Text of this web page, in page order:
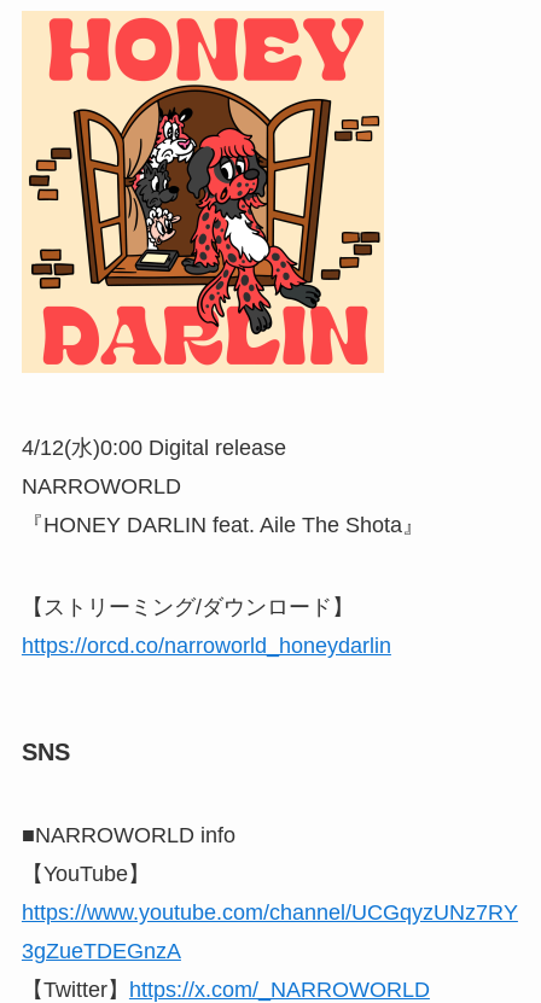
4/12(水)0:00 Digital release
NARROWORLD
『HONEY DARLIN feat. Aile The Shota』
【ストリーミング/ダウンロード】
https://orcd.co/narroworld_honeydarlin
SNS
■NARROWORLD info
【YouTube】
https://www.youtube.com/channel/UCGqyzUNz7RY
3gZueTDEGnzA
【Twitter】
https://x.com/_NARROWORLD